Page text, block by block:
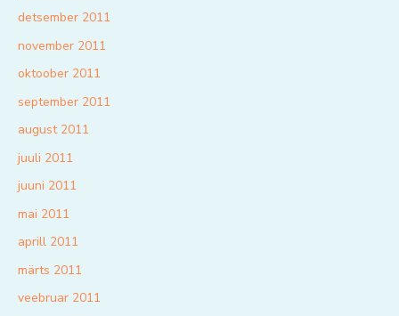
detsember 2011
november 2011
oktoober 2011
september 2011
august 2011
juuli 2011
juuni 2011
mai 2011
aprill 2011
märts 2011
veebruar 2011